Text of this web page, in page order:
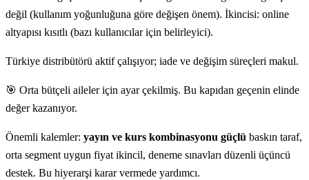
değil (kullanım yoğunluğuna göre değişen önem). İkincisi: online
altyapısı kısıtlı (bazı kullanıcılar için belirleyici).
Türkiye distribütörü aktif çalışıyor; iade ve değişim süreçleri makul.
🎯 Orta bütçeli aileler için ayar çekilmiş. Bu kapıdan geçenin elinde
değer kazanıyor.
Önemli kalemler: yayın ve kurs kombinasyonu güçlü baskın taraf,
orta segment uygun fiyat ikincil, deneme sınavları düzenli üçüncü
destek. Bu hiyerarşi karar vermede yardımcı.